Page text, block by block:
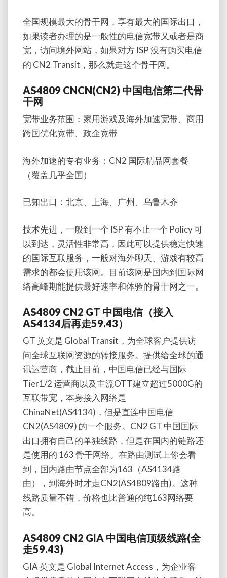
全国规模最大的骨干网，享有最大的国际出口，
如果读者办理的是一般性的电信宽带又或者是商
宽，访问境外网站，如果对方 ISP 没有购买电信
的 CN2 Transit，那么就走这个骨干网。
AS4809 CNCN(CN2) 中国电信第二代骨
干网
宽带业务范围：家用游戏及海外加速宽带、商用
跨国优化宽带、政企宽带
海外加速的专有业务：CN2 国际精品网套餐
（覆盖几乎全国）
已知出口：北京、上海、广州、乌鲁木齐
技术先进，一般到一个 ISP 有不止一个 Policy 可
以到达，灵活性非常高，因此可以提供稳定快速
的国际互联服务，一般对海外聊天、游戏有较高
需求的都会使用该网。目前该网是国内到国际网
络高峰期能提供最好速率和体验的骨干网之一。
AS4809 CN2 GT 中国电信（接入
AS4134后再走59.43）
GT 英文是 Global Transit，为全球客户提供访
问全球互联网资源的转接服务。提供给全球的通
讯运营商，截止目前，中国电信已经与国际
Tier1/2 运营商以及主流OTT建立超过5000G的
互联带宽，本身接入网络是
ChinaNet(AS4134)，但是直连中国电信
CN2(AS4809) 的一个服务。CN2 GT 中国国际
出口拥有自己的单独线路，但是在国内的链路还
是使用的 163 骨干网络。在路由测试上你会看
到，国内路由节点全部为163（AS4134路
由），到海外时才走CN2(AS4809路由)。这种
线路质量不错，价格也比普通的纯163网络要
高。
AS4809 CN2 GIA 中国电信顶级线路(全
走59.43)
GIA 英文是 Global Internet Access，为企业客